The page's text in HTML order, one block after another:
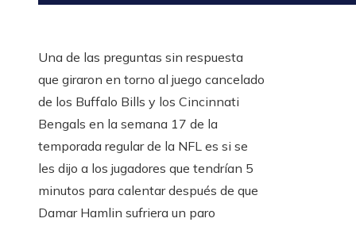
Una de las preguntas sin respuesta
que giraron en torno al juego cancelado
de los Buffalo Bills y los Cincinnati
Bengals en la semana 17 de la
temporada regular de la NFL es si se
les dijo a los jugadores que tendrían 5
minutos para calentar después de que
Damar Hamlin sufriera un paro